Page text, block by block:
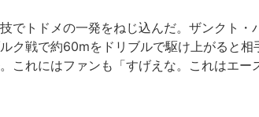
でトドメの一発をねじ込んだ。ザンクト・
ク戦で約60mをドリブルで駆け上がると
これにはファンも「すげえな。これはエ